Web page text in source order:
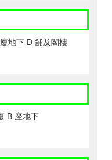
地下 D 舖及閣樓
B 座地下